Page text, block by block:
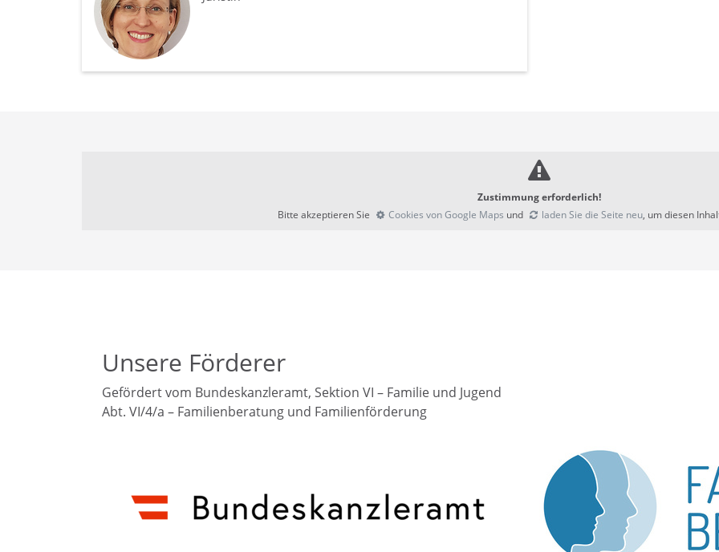
Zustimmung erforderlich!
Bitte akzeptieren Sie
Cookies von Google Maps und laden Sie die Seite neu, um diesen
Unsere Förderer
Gefördert vom Bundeskanzleramt, Sektion VI – Familie und Jugend
Abt. VI/4/a – Familienberatung und Familienförderung